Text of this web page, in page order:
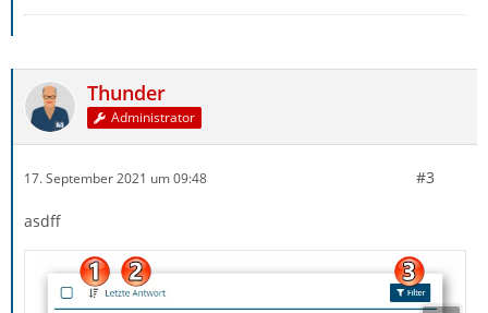
Thunder
Administrator
17. September 2021 um 09:48 #3
asdff